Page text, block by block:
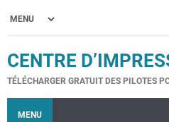
CENTRE
TÉLÉCHARGER GRATUIT DES PILOTES
MENU